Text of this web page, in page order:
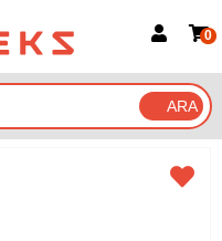
Google İle Bağlan
0